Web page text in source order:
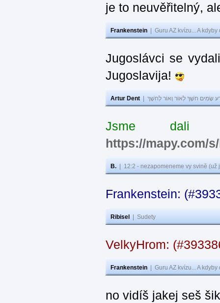
je to neuvěřitelný,
Frankenstein Guru AZ kvízu... A
Jugoslávci se
Jugoslavija!
Artur Dent שָׂמִים חֹשֶׁךְ לְאוֹר וְאוֹר לְחֹשֶׁךְ
Jsme dali
https://mapy.com/
B. 12:2 - nezapomeneme vy svině
Frankenstein:
Ribisel Sudety
VelkyHrom:
Frankenstein Guru AZ kvízu... A
no vidíš jakej seš